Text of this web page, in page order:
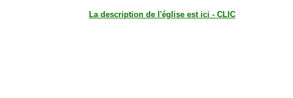
La description de l'église est ici - CLIC